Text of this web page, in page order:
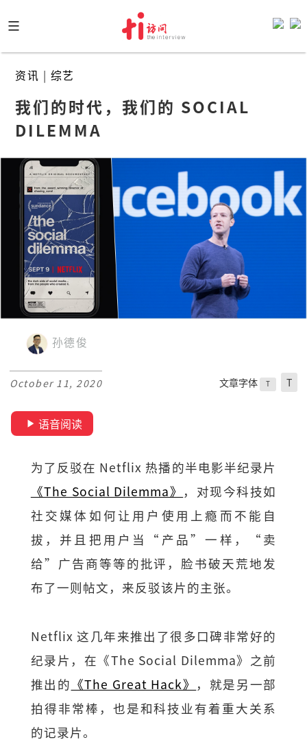
to
content
资讯 | 综艺
我们的时代，我们的 SOCIAL
DILEMMA
孙德俊
October 11, 2020 文章字体 T T
语音阅读
为了反驳在 Netflix 热播的半电影半纪录片
《The Social Dilemma》 ，对现今科技如
社交媒体如何让用户使用上瘾而不能自
拔，并且把用户当“产品”一样，“卖
给”广告商等等的批评，脸书破天荒地发
布了一则帖文，来反驳该片的主张。
Netflix 这几年来推出了很多口碑非常好的
纪录片，在《The Social Dilemma》之前
推出的 《The Great Hack》 ，就是另一部
拍得非常棒，也是和科技业有着重大关系
的记录片。